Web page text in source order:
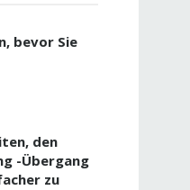
bevor Sie
den
-Übergang
zu